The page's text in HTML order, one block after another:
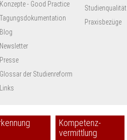
Konzepte - Good Practice
Tagungsdokumentation
Blog
Newsletter
Presse
Glossar der Studienreform
Links
Studienqualität
Praxisbezüge
Kompetenz-
vermittlung